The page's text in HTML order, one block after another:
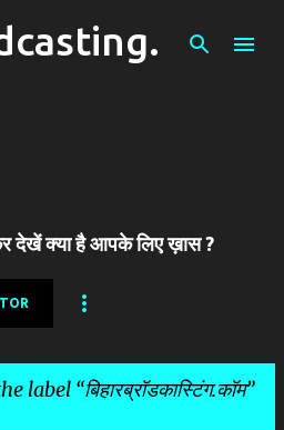
main content
देखें क्या है आपके लिए ख़ास ?
label बिहारब्रॉडकास्टिंग.कॉम